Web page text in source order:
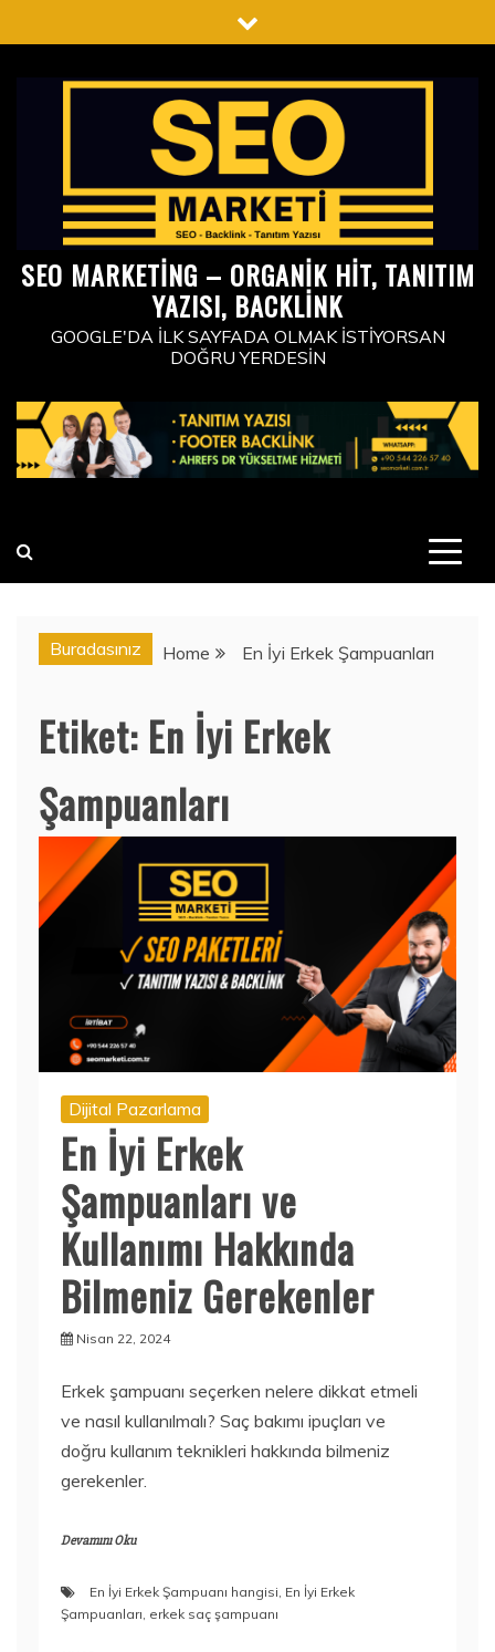
to
SEO MARKETING – ORGANIK HIT, TANITIM
YAZISI, BACKLINK
GOOGLE'DA İLK SAYFADA OLMAK İSTIYORSAN
DOĞRU YERDESIN
Buradasınız Home En İyi Erkek Şampuanları
Etiket: En İyi Erkek
Şampuanları
Dijital Pazarlama
En İyi Erkek
Şampuanları ve
Kullanımı Hakkında
Bilmeniz Gerekenler
Nisan 22, 2024
Erkek şampuanı seçerken nelere dikkat etmeli
ve nasıl kullanılmalı? Saç bakımı ipuçları ve
doğru kullanım teknikleri hakkında bilmeniz
gerekenler.
Devamını Oku
En İyi Erkek Şampuanı hangisi En İyi Erkek
Şampuanları erkek saç şampuanı